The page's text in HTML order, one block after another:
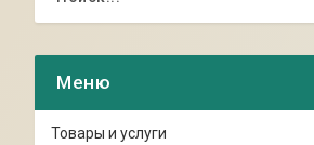
Товары и услуги